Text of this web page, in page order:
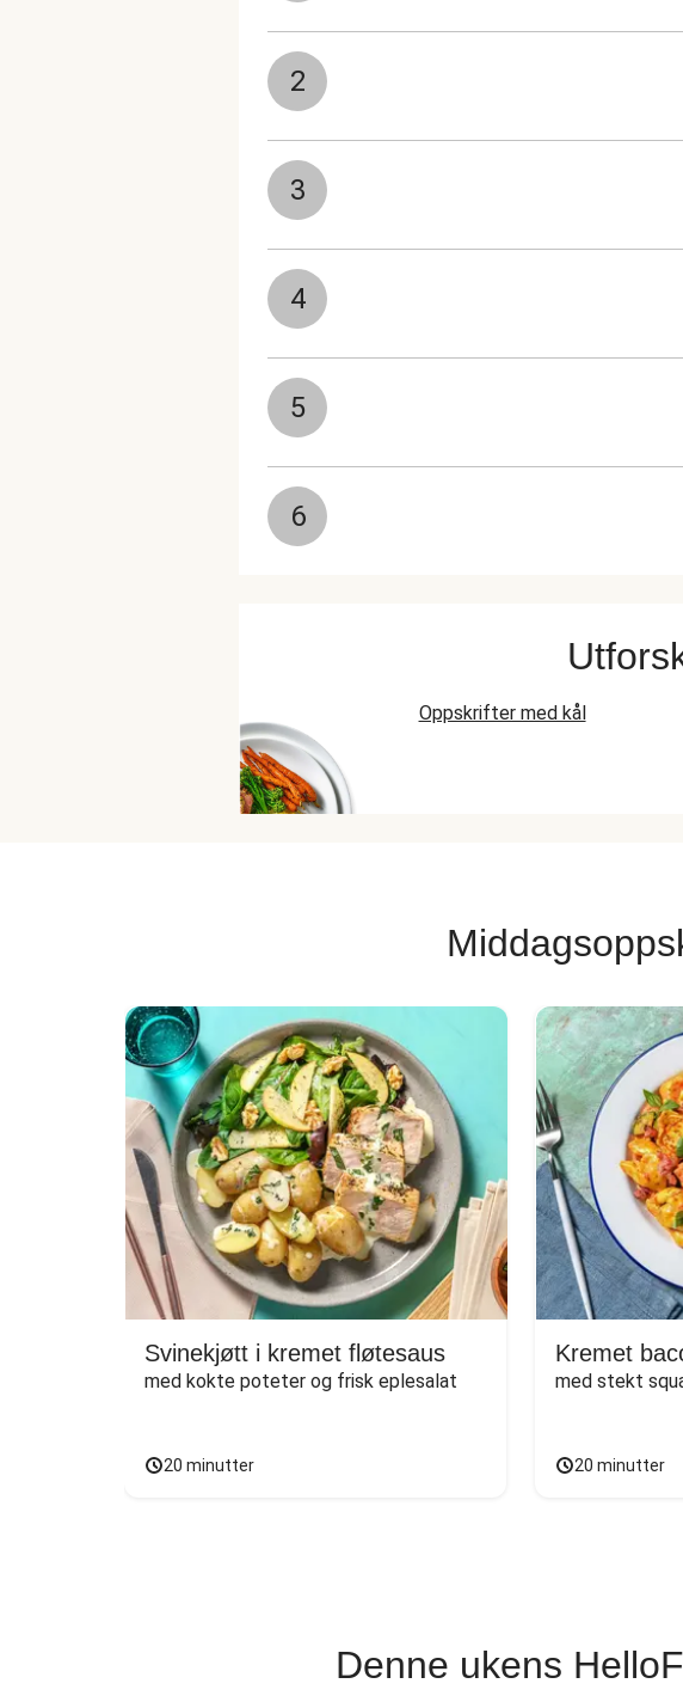
2
3
4
5
6
Oppskrifter med kål
Svinekjøtt i kremet fløtesaus
med kokte poteter og frisk eplesalat
20 minutter
Kremet
med stekt
20 minutter
Denne ukens